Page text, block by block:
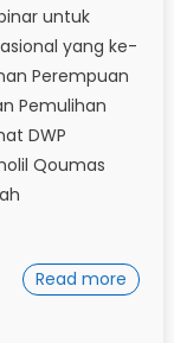
untuk
yang ke-
Perempuan
Pemulihan
DWP
Qoumas
Read more